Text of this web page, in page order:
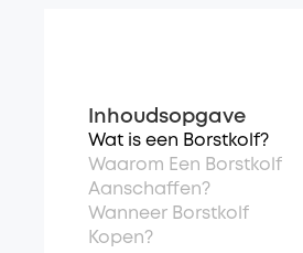
Inhoudsopgave
Wat is een Borstkolf?
Waarom Een Borstkolf
Aanschaffen?
Wanneer Borstkolf
Kopen?